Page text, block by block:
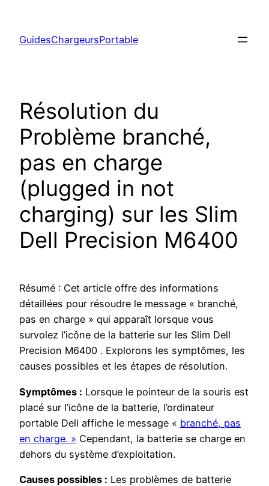
contenu
GuidesChargeursPortable
Résolution du
Problème branché,
pas en charge
(plugged in not
charging) sur les Slim
Dell Precision M6400
Résumé : Cet article offre des informations
détaillées pour résoudre le message « branché,
pas en charge » qui apparaît lorsque vous
survolez l’icône de la batterie sur les Slim Dell
Precision M6400 . Explorons les symptômes, les
causes possibles et les étapes de résolution.
Symptômes : Lorsque le pointeur de la souris est
placé sur l’icône de la batterie, l’ordinateur
portable Dell affiche le message « branché, pas
en charge. » Cependant, la batterie se charge en
dehors du système d’exploitation.
Causes possibles : Les problèmes de batterie